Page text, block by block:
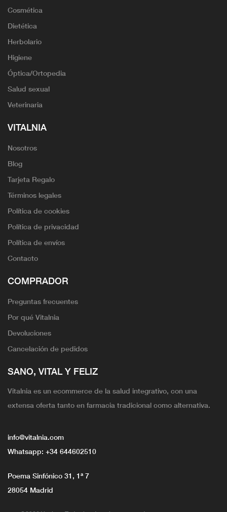
Cosmética
Dietética
Herbolario
Higiene
Óptica/Ortopedia
Salud sexual
Veterinaria
VITALNIA
Nosotros
Blog
Tarjeta Regalo
Términos legales
Política de cookies
Política de privacidad
Política de envíos
Contacto
COMPRADOR
Preguntas frecuentes
Por qué Vitalnia
Devoluciones
Cancelación de pedidos
SANO, VITAL Y FELIZ
Vitalnia es un ecommerce de la salud integrativo, con una
extensa oferta tanto en farmacia tradicional como alternativa.
info@vitalnia.com
Whatsapp: +34 644602510
Poema Sinfónico 31, 1ª 7
28054 Madrid